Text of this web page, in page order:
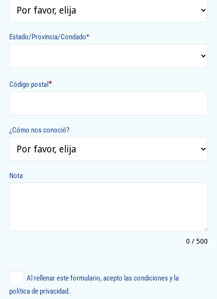
Estado/Provincia/Condado*
Código postal*
¿Cómo nos conoció?
Nota
0 / 500
Al rellenar este formulario, acepto las condiciones y la
política de privacidad.